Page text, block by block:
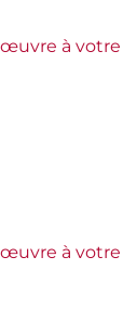
à votre
à votre